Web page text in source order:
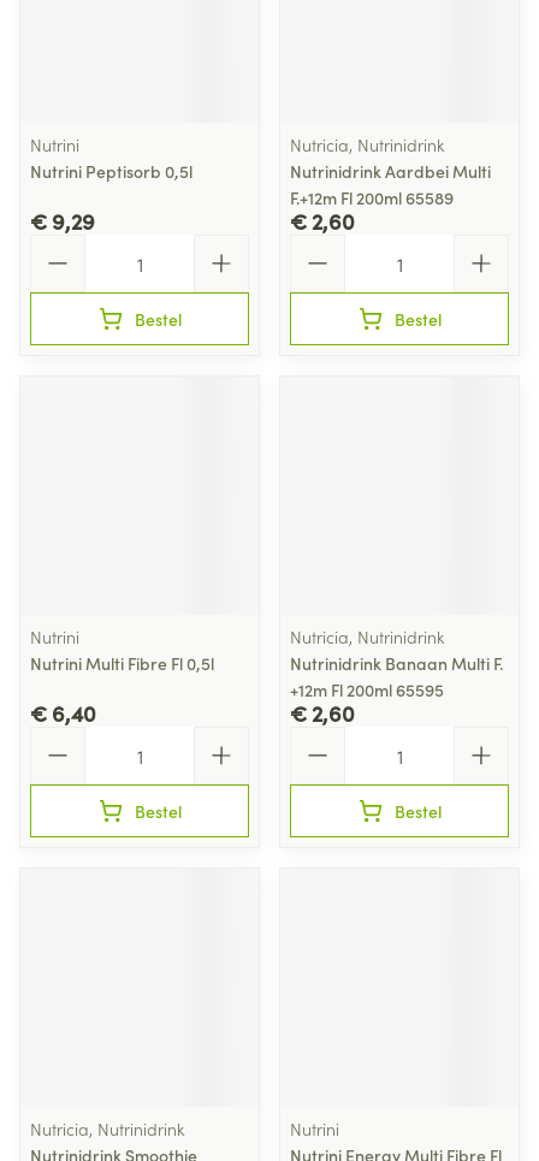
Nutrini
Nutrini Peptisorb 0,5l
€ 9,29
Bestel
Nutricia, Nutrinidrink
Nutrinidrink Aardbei Multi
F.+12m Fl 200ml 65589
€ 2,60
Bestel
Nutrini
Nutrini Multi Fibre Fl 0,5l
€ 6,40
Bestel
Nutricia, Nutrinidrink
Nutrinidrink Banaan Multi F.
+12m Fl 200ml 65595
€ 2,60
Bestel
Nutricia, Nutrinidrink
Nutrinidrink Smoothie
Nutrini
Nutrini Energy Multi Fibre Fl